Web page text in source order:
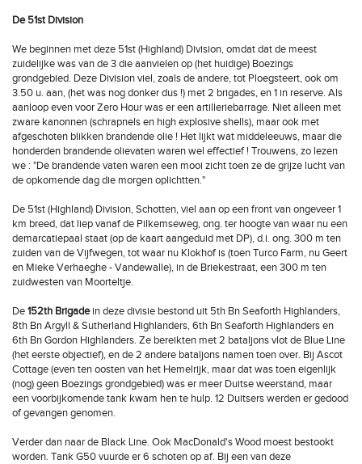
De 51st Division
We beginnen met deze 51st (Highland) Division, omdat dat de meest
zuidelijke was van de 3 die aanvielen op (het huidige) Boezings
grondgebied. Deze Division viel, zoals de andere, tot Ploegsteert, ook om
3.50 u. aan, (het was nog donker dus !) met 2 brigades, en 1 in reserve. Als
aanloop even voor Zero Hour was er een artilleriebarrage. Niet alleen met
zware kanonnen (schrapnels en high explosive shells), maar ook met
afgeschoten blikken brandende olie ! Het lijkt wat middeleeuws, maar die
honderden brandende olievaten waren wel effectief ! Trouwens, zo lezen
we : "De brandende vaten waren een mooi zicht toen ze de grijze lucht van
de opkomende dag die morgen oplichtten."
De 51st (Highland) Division, Schotten, viel aan op een front van ongeveer 1
km breed, dat liep vanaf de Pilkemseweg, ong. ter hoogte van waar nu een
demarcatiepaal staat (op de kaart aangeduid met DP), d.i. ong. 300 m ten
zuiden van de Vijfwegen, tot waar nu Klokhof is (toen Turco Farm, nu Geert
en Mieke Verhaeghe - Vandewalle), in de Briekestraat, een 300 m ten
zuidwesten van Moorteltje.
De152th Brigadein deze divisie bestond uit 5th Bn Seaforth Highlanders,
8th Bn Argyll & Sutherland Highlanders, 6th Bn Seaforth Highlanders en
6th Bn Gordon Highlanders. Ze bereikten met 2 bataljons vlot de Blue Line
(het eerste objectief), en de 2 andere bataljons namen toen over. Bij Ascot
Cottage (even ten oosten van het Hemelrijk, maar dat was toen eigenlijk
(nog) geen Boezings grondgebied) was er meer Duitse weerstand, maar
een voorbijkomende tank kwam hen te hulp. 12 Duitsers werden er gedood
of gevangen genomen.
Verder dan naar de Black Line. Ook MacDonald's Wood moest bestookt
worden. Tank G50 vuurde er 6 schoten op af. Bij een van deze